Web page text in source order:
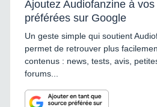
Ajoutez Audiofanzine à
préférées sur Google
Un geste simple qui soutient
permet de retrouver plus
contenus : news, tests, avis,
forums...